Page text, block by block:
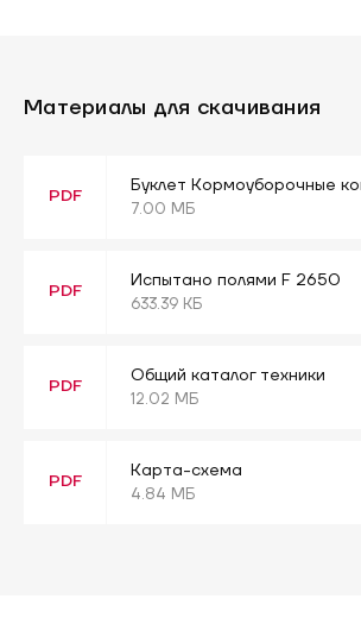
Материалы для скачивания
PDF
Буклет Кормоуборочные
7.00 МБ
PDF
Испытано полями F 2650
633.39 КБ
PDF
Общий каталог техники
12.02 МБ
PDF
Карта-схема
4.84 МБ